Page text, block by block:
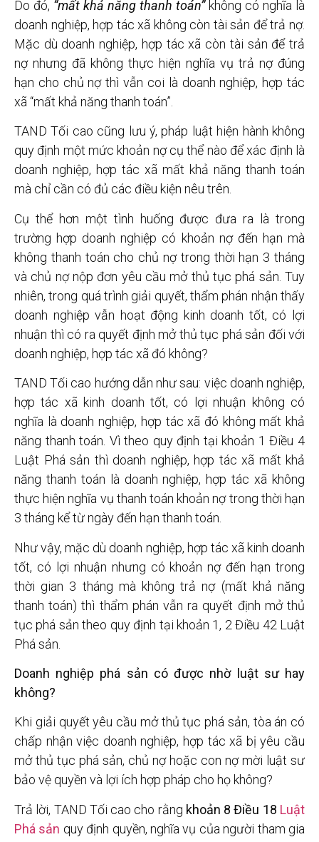
Do đó, “mất khả năng thanh toán”không có nghĩa là
doanh nghiệp, hợp tác xã không còn tài sản để trả nợ.
Mặc dù doanh nghiệp, hợp tác xã còn tài sản để trả
nợ nhưng đã không thực hiện nghĩa vụ trả nợ đúng
hạn cho chủ nợ thì vẫn coi là doanh nghiệp, hợp tác
xã “mất khả năng thanh toán”.
TAND Tối cao cũng lưu ý, pháp luật hiện hành không
quy định một mức khoản nợ cụ thể nào để xác định là
doanh nghiệp, hợp tác xã mất khả năng thanh toán
mà chỉ cần có đủ các điều kiện nêu trên.
Cụ thể hơn một tình huống được đưa ra là trong
trường hợp doanh nghiệp có khoản nợ đến hạn mà
không thanh toán cho chủ nợ trong thời hạn 3 tháng
và chủ nợ nộp đơn yêu cầu mở thủ tục phá sản. Tuy
nhiên, trong quá trình giải quyết, thẩm phán nhận thấy
doanh nghiệp vẫn hoạt động kinh doanh tốt, có lợi
nhuận thì có ra quyết định mở thủ tục phá sản đối với
doanh nghiệp, hợp tác xã đó không?
TAND Tối cao hướng dẫn như sau: việc doanh nghiệp,
hợp tác xã kinh doanh tốt, có lợi nhuận không có
nghĩa là doanh nghiệp, hợp tác xã đó không mất khả
năng thanh toán. Vì theo quy định tại khoản 1 Điều 4
Luật Phá sản thì doanh nghiệp, hợp tác xã mất khả
năng thanh toán là doanh nghiệp, hợp tác xã không
thực hiện nghĩa vụ thanh toán khoản nợ trong thời hạn
3 tháng kể từ ngày đến hạn thanh toán.
Như vậy, mặc dù doanh nghiệp, hợp tác xã kinh doanh
tốt, có lợi nhuận nhưng có khoản nợ đến hạn trong
thời gian 3 tháng mà không trả nợ (mất khả năng
thanh toán) thì thẩm phán vẫn ra quyết định mở thủ
tục phá sản theo quy định tại khoản 1, 2 Điều 42 Luật
Phá sản.
Doanh nghiệp phá sản có được nhờ luật sư hay
không?
Khi giải quyết yêu cầu mở thủ tục phá sản, tòa án có
chấp nhận việc doanh nghiệp, hợp tác xã bị yêu cầu
mở thủ tục phá sản, chủ nợ hoặc con nợ mời luật sư
bảo vệ quyền và lợi ích hợp pháp cho họ không?
Trả lời, TAND Tối cao cho rằng khoản 8 Điều 18 Luật
Phá sản quy định quyền, nghĩa vụ của người tham gia